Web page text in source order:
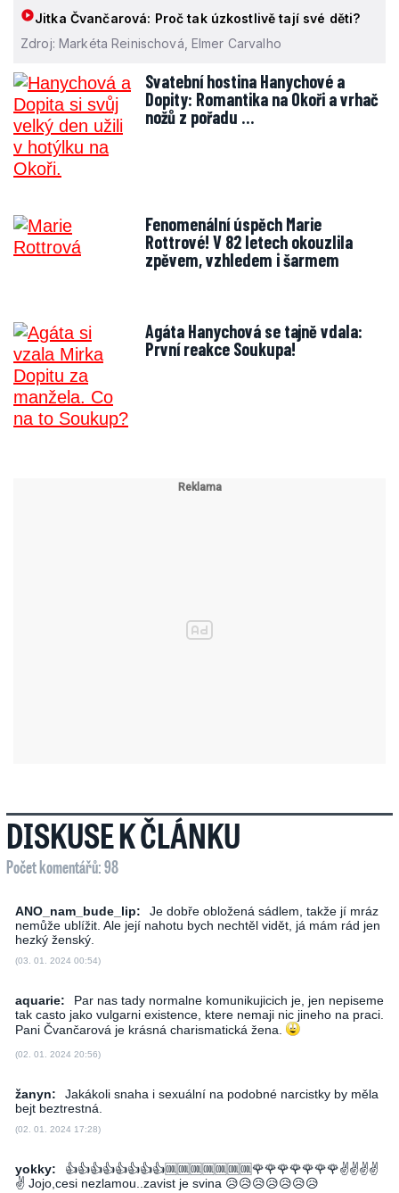
Jitka Čvančarová: Proč tak úzkostlivě tají své děti?
Zdroj: Markéta Reinischová, Elmer Carvalho
Svatební hostina Hanychové a
Dopity: Romantika na Okoři a vrhač
nožů z pořadu …
Fenomenální úspěch Marie
Rottrové! V 82 letech okouzlila
zpěvem, vzhledem i šarmem
Agáta Hanychová se tajně vdala:
První reakce Soukupa!
DISKUSE K ČLÁNKU
Počet komentářů: 98
ANO_nam_bude_lip:
Je dobře obložená sádlem, takže jí mráz
nemůže ublížit. Ale její nahotu bych nechtěl vidět, já mám rád jen
hezký ženský.
(03. 01. 2024 00:54)
aquarie:
Par nas tady normalne komunikujicich je, jen nepiseme
tak casto jako vulgarni existence, ktere nemaji nic jineho na praci.
Pani Čvančarová je krásná charismatická žena.
(02. 01. 2024 20:56)
žanyn:
Jakákoli snaha i sexuální na podobné narcistky by měla
bejt beztrestná.
(02. 01. 2024 17:28)
yokky:
👍👍👍👍­👍👍👍👍🆒🆒­🆒🆒🆒🆒🆒🌹­🌹🌹🌹🌹🌹🌹­✌✌✌✌
✌ Jojo,cesi nezlamou..zavist je svina 😥😥😥😥😥😥😥